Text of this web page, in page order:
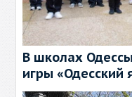
В школах
игры «Одесский